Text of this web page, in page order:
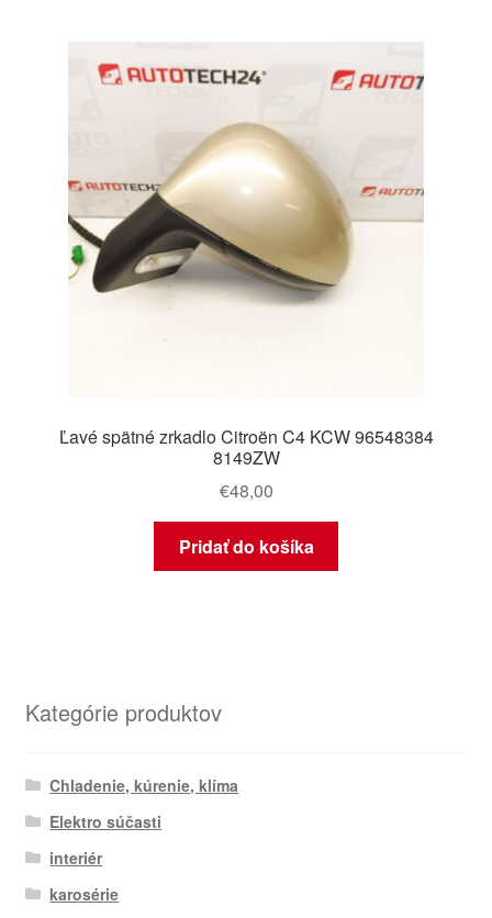
Ľavé spätné zrkadlo Citroën C4 KCW 96548384
8149ZW
€48,00
Pridať do košíka
Kategórie produktov
Chladenie, kúrenie, klíma
Elektro súčasti
interiér
karosérie